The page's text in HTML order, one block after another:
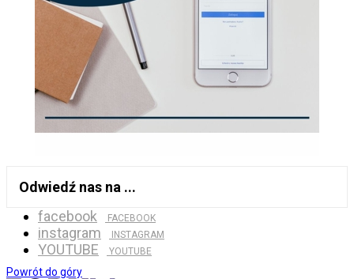
Odwiedź nas na ...
facebook
FACEBOOK
instagram INSTAGRAM
YOUTUBE YOUTUBE
Powrót do góry